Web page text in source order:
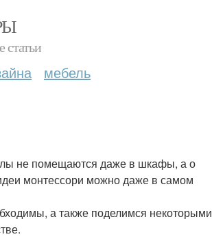
статьи
мебель
не помещаются даже в шкафы, а о
монтессори можно даже в самом
а также поделимся некоторыми